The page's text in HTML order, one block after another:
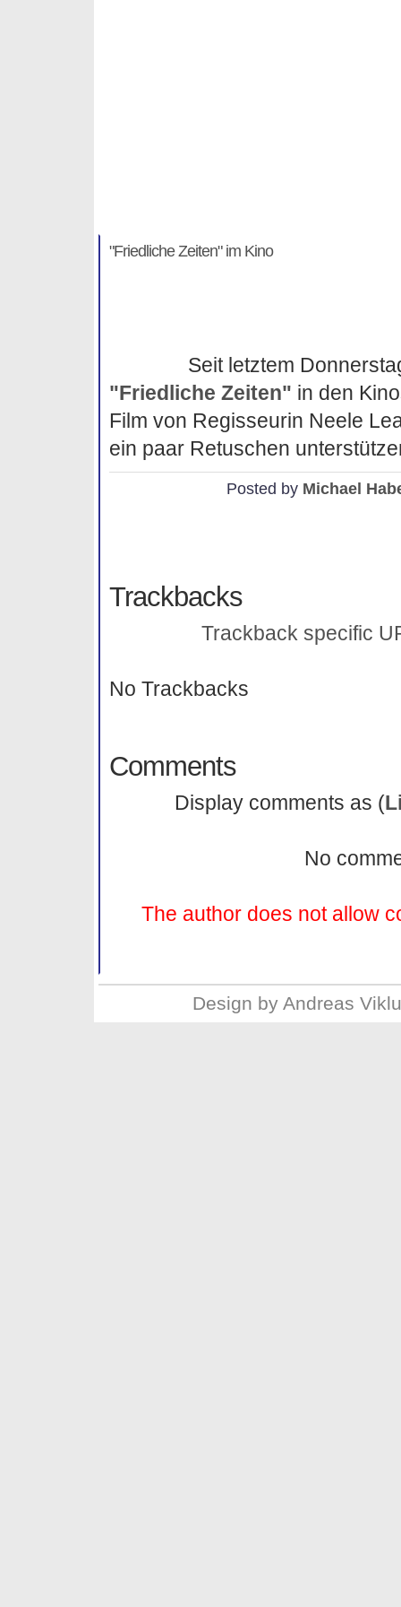
"Friedliche Zeiten" im Kino
Seit letztem
"Friedliche Zeiten" in den
Film von Regisseurin Neele
ein paar Retuschen
Posted by Michael
Trackbacks
Trackback specific
No Trackbacks
Comments
Display comments as (
No
The author does not allow
Design by Andreas